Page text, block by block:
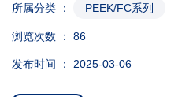
所属分类 ： PEEK/FC系列
浏览次数 ： 86
发布时间 ： 2025-03-06